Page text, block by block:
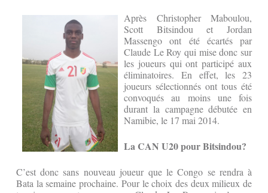
Après Christopher Maboulou,
Scott Bitsindou et Jordan
Massengo ont été écartés par
Claude Le Roy qui mise donc sur
les joueurs qui ont participé aux
éliminatoires. En effet, les 23
joueurs sélectionnés ont tous été
convoqués au moins une fois
durant la campagne débutée en
Namibie, le 17 mai 2014.
La CAN U20 pour Bitsindou?
C’est donc sans nouveau joueur que le Congo se rendra à
Bata la semaine prochaine. Pour le choix des deux milieux de